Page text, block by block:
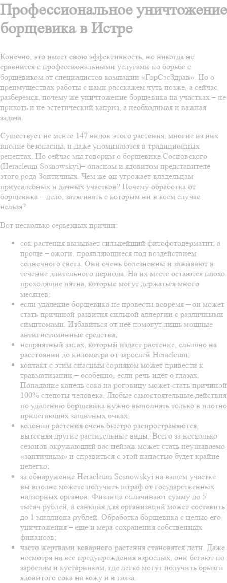
Профессиональное уничтожение
борщевика в Истре
Конечно, это имеет свою эффективность, но никогда не
сравнится с профессиональными услугами по борьбе с
борщевиком от специалистов компании «ГорСэсЗдрав». Но о
преимуществах работы с нами расскажем чуть позже, а сейчас
разберемся, почему же уничтожение борщевика на участках – не
прихоть и не эстетический каприз, а необходимая и важная
задача.
Существует не менее 147 видов этого растения, многие из них
вполне безопасны, и даже упоминаются в традиционных
рецептах. Но сейчас мы говорим о борщевике Сосновского
(Heracleum Sosnowskyi)– опасном и ядовитом представителе
этого рода Зонтичных. Чем же он угрожает владельцам
приусадебных и дачных участков? Почему обработка от
борщевика – дело, затягивать с которым ни в коем случае
нельзя?
Вот несколько серьезных причин:
сок растения вызывает сильнейший фитофотодерматит, а
проще – ожоги, проявляющиеся под воздействием
солнечного света. Они очень болезненны и заживают в
течение длительного периода. На их месте остаются плохо
проходящие пятна, которые могут держаться много
месяцев;
если удаление борщевика не провести вовремя – он может
стать причиной развития сильной аллергии с различными
симптомами. Избавиться от неё помогут лишь мощные
антигистаминные средства;
неприятный запах, который издаёт растение, слышно на
расстоянии до километра от зарослей Heracleum;
контакт с этим опасным сорняком может привести к
травматизации – особенно, если речь идёт о глазах.
Попадание капель сока на роговицу может стать причиной
100% слепоты человека. Любые самостоятельные действия
по удалению борщевика нужно выполнять только в плотно
прилегающих защитных очках;
колонии растения очень быстро распространяются,
вытесняя другие растительные виды. Всего за несколько
сезонов окружающий вас пейзаж может стать неузнаваемо
«зонтичным» и справиться с этой напастью будет крайне
нелегко;
за обнаружение Heracleum Sosnowskyi на вашем участке
вы вполне можете получить штраф от государственных
надзорных органов. Физлица оплачивают сумму до 5
тысяч рублей, а санкция для организаций может составить
до 1 миллиона рублей. Обработка борщевика с целью его
уничтожения – еще и мера сохранения собственных
финансов;
часто жертвами коварного растения становятся дети. Даже
несмотря на все предупреждения взрослых, они бегают по
зарослям и кустарникам, где легко могут получить брызги
ядовитого сока на кожу и в глаза.